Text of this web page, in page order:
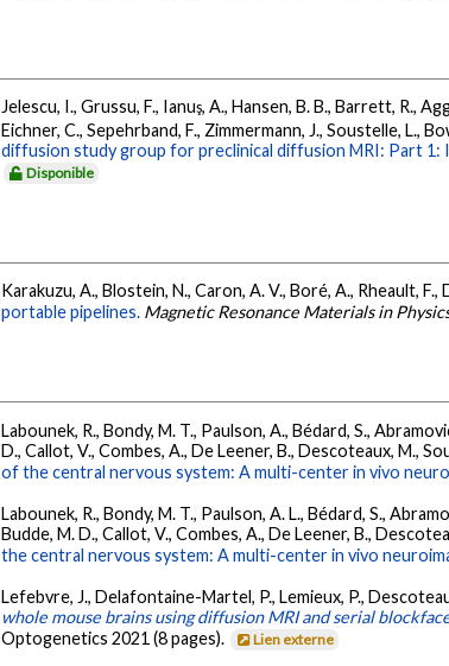
Jelescu, I., Grussu, F., Ianuş, A., Hansen, B. B., Barrett, R.,
Eichner, C., Sepehrband, F., Zimmermann, J., Soustelle, L.,
diffusion study group for preclinical diffusion MRI: Part 1:
Disponible
Karakuzu, A., Blostein, N., Caron, A. V., Boré, A., Rheault,
portable pipelines. Magnetic Resonance Materials in
Labounek, R., Bondy, M. T., Paulson, A., Bédard, S.,
D., Callot, V., Combes, A., De Leener, B., Descoteaux, M.,
of the central nervous system: A multi-center in vivo
Labounek, R., Bondy, M. T., Paulson, A. L., Bédard, S.,
Budde, M. D., Callot, V., Combes, A., De Leener, B.,
the central nervous system: A multi-center in vivo
Lefebvre, J., Delafontaine-Martel, P., Lemieux, P.,
whole mouse brains using diffusion MRI and serial
Optogenetics 2021 (8 pages).
Lien externe